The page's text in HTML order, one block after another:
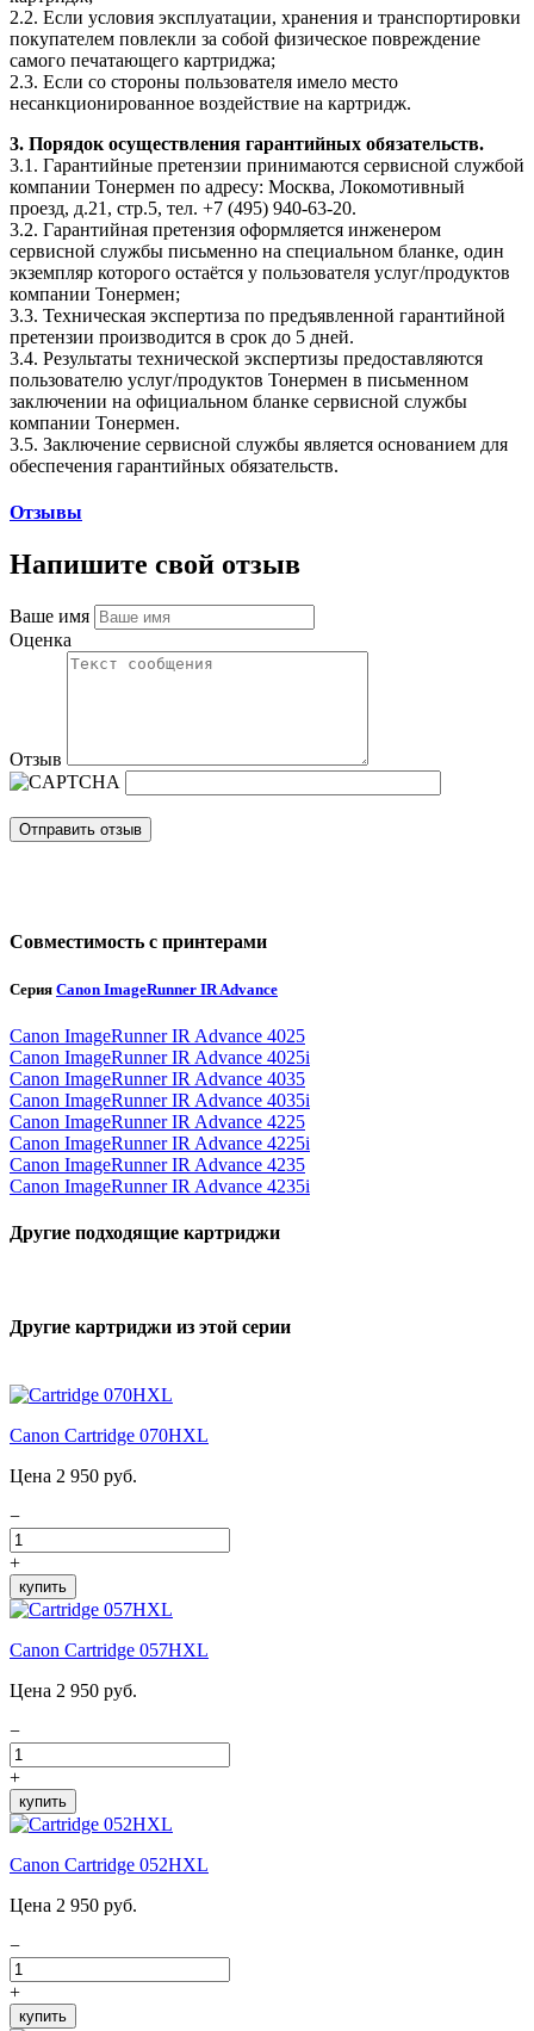
2.2. Если условия эксплуатации, хранения и транспортировки
покупателем повлекли за собой физическое повреждение
самого печатающего картриджа;
2.3. Если со стороны пользователя имело место
несанкционированное воздействие на картридж.
3. Порядок осуществления гарантийных обязательств.
3.1. Гарантийные претензии принимаются сервисной службой
компании Тонермен по адресу: Москва, Локомотивный
проезд, д.21, стр.5, тел. +7 (495) 940-63-20.
3.2. Гарантийная претензия оформляется инженером
сервисной службы письменно на специальном бланке, один
экземпляр которого остаётся у пользователя услуг/продуктов
компании Тонермен;
3.3. Техническая экспертиза по предъявленной гарантийной
претензии производится в срок до 5 дней.
3.4. Результаты технической экспертизы предоставляются
пользователю услуг/продуктов Тонермен в письменном
заключении на официальном бланке сервисной службы
компании Тонермен.
3.5. Заключение сервисной службы является основанием для
обеспечения гарантийных обязательств.
Отзывы
Напишите свой отзыв
Ваше имя
Оценка
Отзыв
Отправить отзыв
Совместимость с принтерами
Серия Canon ImageRunner IR Advance
Canon ImageRunner IR Advance 4025
Canon ImageRunner IR Advance 4025i
Canon ImageRunner IR Advance 4035
Canon ImageRunner IR Advance 4035i
Canon ImageRunner IR Advance 4225
Canon ImageRunner IR Advance 4225i
Canon ImageRunner IR Advance 4235
Canon ImageRunner IR Advance 4235i
Другие подходящие картриджи
Другие картриджи из этой серии
Canon Cartridge 070HXL
Цена 2 950 руб.
−
+
купить
Canon Cartridge 057HXL
Цена 2 950 руб.
−
+
купить
Canon Cartridge 052HXL
Цена 2 950 руб.
−
+
купить